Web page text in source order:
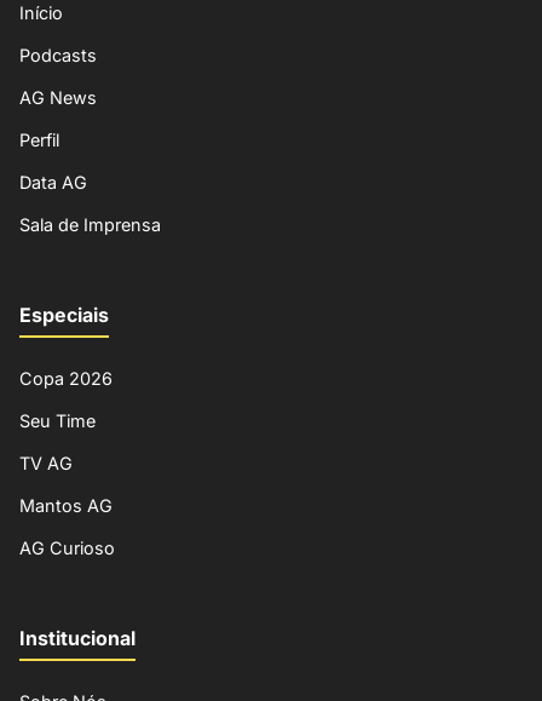
Início
Podcasts
AG News
Perfil
Data AG
Sala de Imprensa
Especiais
Copa 2026
Seu Time
TV AG
Mantos AG
AG Curioso
Institucional